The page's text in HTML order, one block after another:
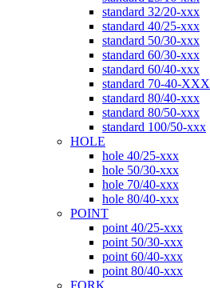
standard 32/20-xxx
standard 40/25-xxx
standard 50/30-xxx
standard 60/30-xxx
standard 60/40-xxx
standard 70-40-XXX
standard 80/40-xxx
standard 80/50-xxx
standard 100/50-xxx
HOLE
hole 40/25-xxx
hole 50/30-xxx
hole 70/40-xxx
hole 80/40-xxx
POINT
point 40/25-xxx
point 50/30-xxx
point 60/40-xxx
point 80/40-xxx
FORK